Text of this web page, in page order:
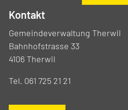
Kontakt
Gemeindeverwaltung Therwil
Bahnhofstrasse 33
4106 Therwil
Tel. 061 725 21 21